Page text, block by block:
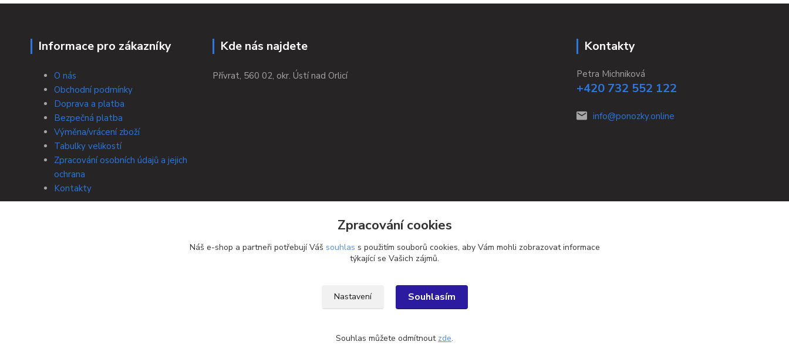
Informace pro zákazníky
O nás
Obchodní podmínky
Doprava a platba
Bezpečná platba
Výměna/vrácení zboží
Tabulky velikostí
Zpracování osobních údajů a jejich
ochrana
Kontakty
Kde nás najdete
Přívrat, 560 02, okr. Ústí nad Orlicí
Kontakty
Petra Michniková
+420 732 552 122
info@ponozky.online
Zpracování cookies
Náš e-shop a partneři potřebují Váš souhlas s použitím souborů cookies, aby Vám mohli zobrazovat informace
týkající se Vašich zájmů.
Nastavení Souhlasím
Souhlas můžete odmítnout zde.